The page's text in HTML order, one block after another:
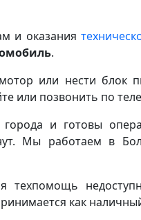
и оказания
.
или нести блок
или позвонить по
и готовы
Мы работаем в
техпомощь
как